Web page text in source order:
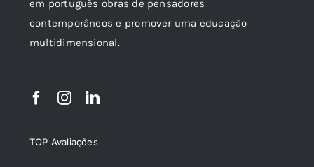
em português obras de pensadores
contemporâneos e promover uma educação
multidimensional.
TOP Avaliações